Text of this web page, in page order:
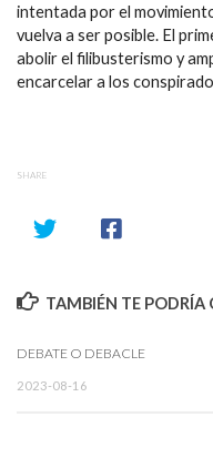
intentada por el
vuelva a ser posible. El
abolir el filibusterismo y
encarcelar a los
SHARE
TAMBIÉN TE PODRÍA
DEBATE O DEBACLE
2023-08-16